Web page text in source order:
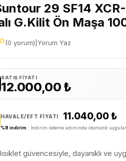
29 SF14
G.Kilit Ön Maşa
(0 yorum) Yorum Yaz
SATIŞ FIYATI
12.000,00 ₺
HAVALE/EFT FIYATI 11.040,00 ₺
%8 indirim · İndirim ödeme adımında otomatik
güvencesiyle, dayanıklı ve